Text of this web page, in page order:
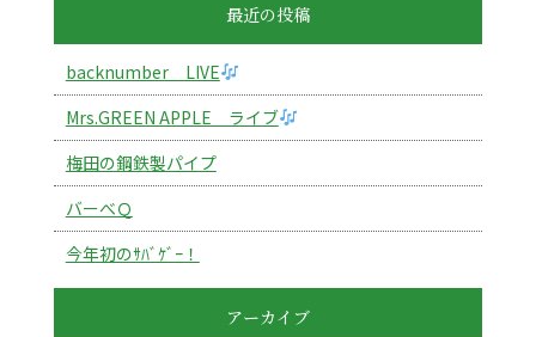
最近の投稿
backnumber LIVE
Mrs.GREEN APPLE ライブ
梅田の鋼鉄製パイプ
バーべＱ
今年初のｻﾊﾞｹﾞｰ！
アーカイブ